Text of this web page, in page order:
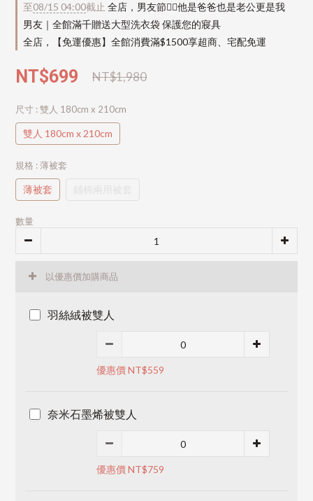
至08/15 04:00截止 全店，男友節👱‍♂️他是爸爸也是老公更是我
男友｜全館滿千贈送大型洗衣袋 保護您的寢具
全店，【免運優惠】全館消費滿$1500享超商、宅配免運
NT$1,980
NT$699
尺寸 : 雙人 180cm x 210cm
雙人 180cm x 210cm
規格 : 薄被套
薄被套
數量
以優惠價加購商品
羽絲絨被雙人
優惠價 NT$559
奈米石墨烯被雙人
優惠價 NT$759